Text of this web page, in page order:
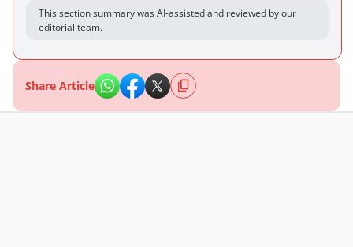
This section summary was AI-assisted and reviewed by our
editorial team.
Share Article